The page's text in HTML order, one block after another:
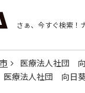
さぁ、今すぐ検索！
医療法人社団
医療法人社団 向日